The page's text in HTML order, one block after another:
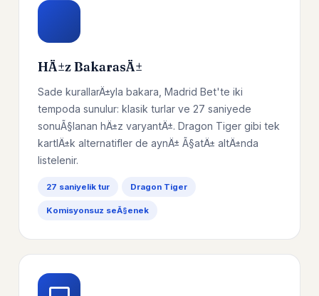
HÄ±z BakarasÄ±
Sade kurallarÄ±yla bakara, Madrid Bet'te iki
tempoda sunulur: klasik turlar ve 27 saniyede
sonuÃ§lanan hÄ±z varyantÄ±. Dragon Tiger gibi tek
kartlÄ±k alternatifler de aynÄ± Ã§atÄ± altÄ±nda
listelenir.
27 saniyelik tur Dragon Tiger
Komisyonsuz seÃ§enek